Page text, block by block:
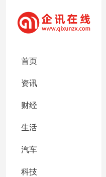
首页
资讯
财经
生活
汽车
科技